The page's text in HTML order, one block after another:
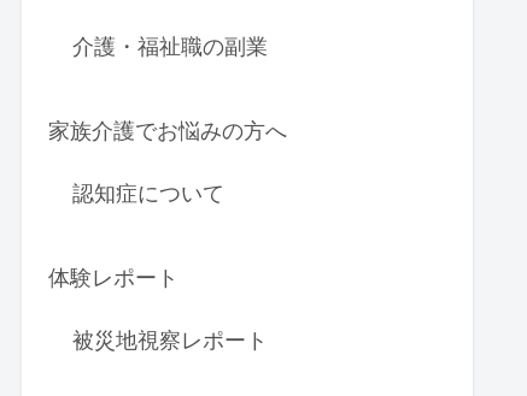
介護・福祉職の副業
家族介護でお悩みの方へ
認知症について
体験レポート
被災地視察レポート